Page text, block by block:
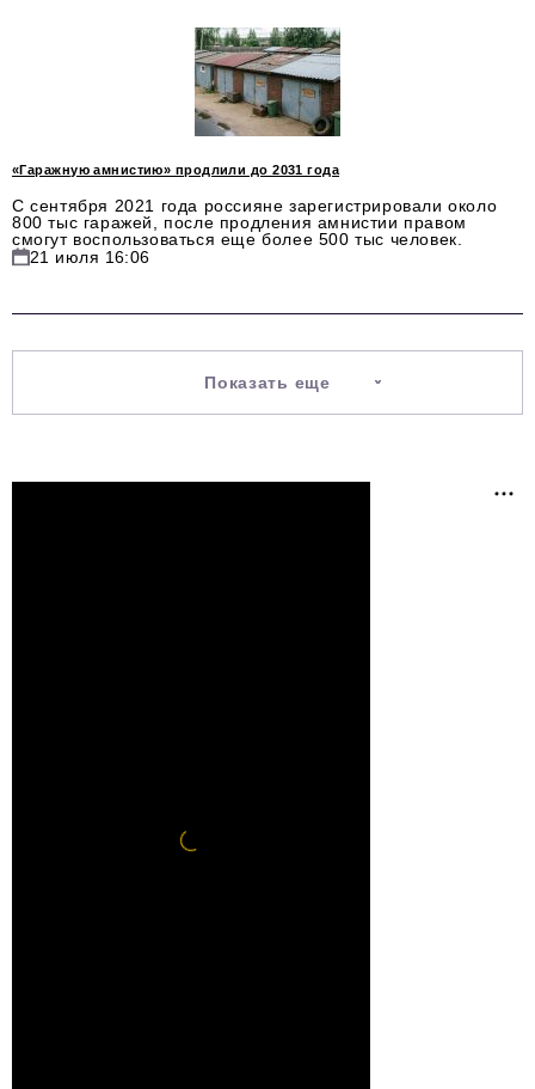
«Гаражную амнистию» продлили до 2031 года
С сентября 2021 года россияне зарегистрировали около
800 тыс гаражей, после продления амнистии правом
смогут воспользоваться еще более 500 тыс человек.
21 июля 16:06
Показать еще